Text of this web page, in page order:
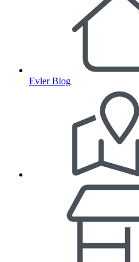
Evler Blog